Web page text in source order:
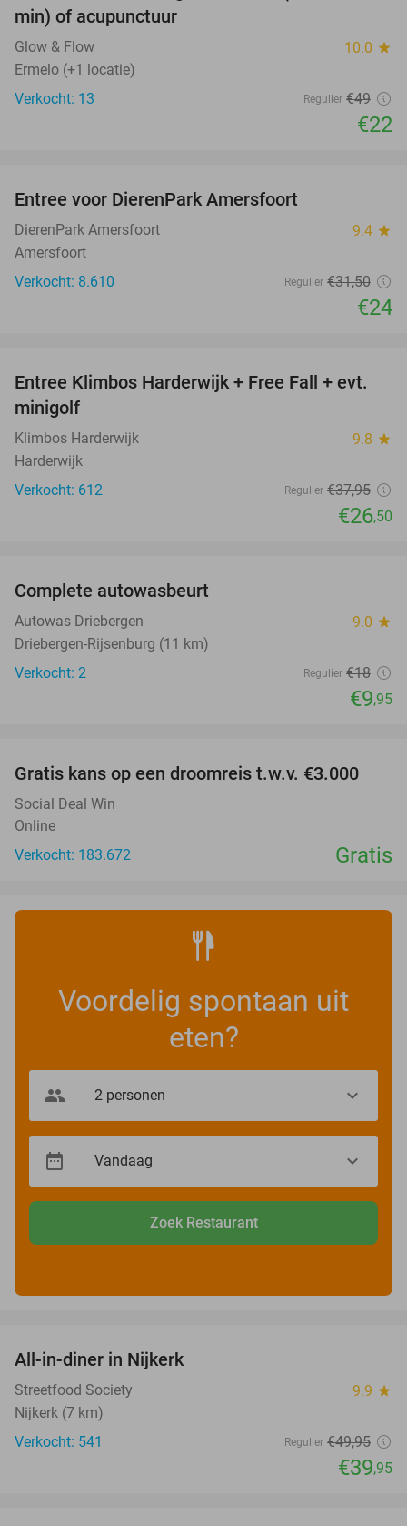
TODAY
min) of acupunctuur
Glow & Flow 10.0 star
Ermelo (+1 locatie)
Verkocht: 13
Regulier €49
€22
Entree voor DierenPark Amersfoort
DierenPark Amersfoort 9.4 star
Amersfoort
Verkocht: 8.610
Regulier €31,50
€24
30%
Entree Klimbos Harderwijk + Free Fall + evt.
minigolf
Klimbos Harderwijk 9.8 star
Harderwijk
Verkocht: 612
Regulier €37,95
€26,50
NEW
TODAY
Complete autowasbeurt
Autowas Driebergen 9.0 star
Driebergen-Rijsenburg (11 km)
Verkocht: 2
Regulier €18
€9,95
Gratis kans op een droomreis t.w.v. €3.000
Social Deal Win
Online
Verkocht: 183.672
Gratis
Voordelig spontaan uit
eten?
Zoek Restaurant
All-in-diner in Nijkerk
Streetfood Society 9.9 star
Nijkerk (7 km)
Verkocht: 541
Regulier €49,95
€39,95